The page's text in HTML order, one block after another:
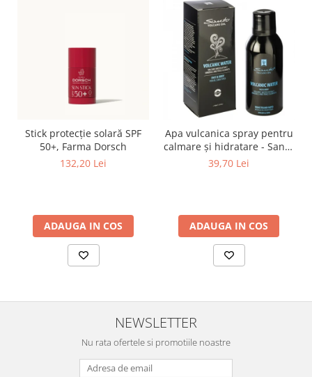
Stick protecție solară SPF
50+, Farma Dorsch
132,20 Lei
ADAUGA IN COS
Apa vulcanica spray pentru
calmare și hidratare - Santo
Volcano Spa
39,70 Lei
ADAUGA IN COS
NEWSLETTER
Nu rata ofertele si promotiile noastre